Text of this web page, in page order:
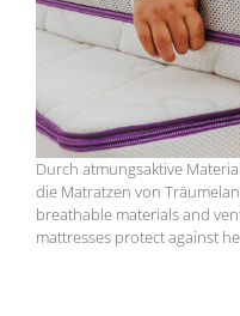
Durch atmungsaktive
die Matratzen von
breathable materials and
mattresses protect against